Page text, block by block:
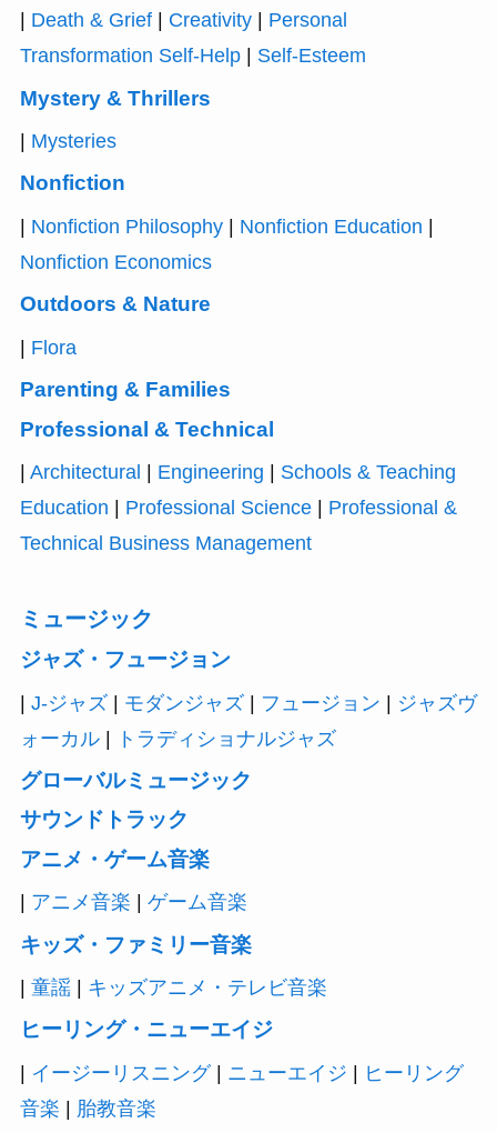
Death & Grief| Creativity| Personal
Transformation Self-Help| Self-Esteem
Mystery & Thrillers
Mysteries
Nonfiction
| Nonfiction Philosophy| Nonfiction Education |
Nonfiction Economics
Outdoors & Nature
| Flora
Parenting & Families
Professional & Technical
| Architectural | Engineering | Schools & Teaching
Education | Professional Science| Professional &
Technical Business Management
ミュージック
ジャズ・フュージョン
| J-ジャズ| モダンジャズ| フュージョン | ジャズヴ
ォーカル| トラディショナルジャズ
グローバルミュージック
サウンドトラック
アニメ・ゲーム音楽
アニメ音楽 ゲーム音楽
キッズ・ファミリー音楽
童謡| キッズアニメ・テレビ音楽
ヒーリング・ニューエイジ
| イージーリスニング| ニューエイジ | ヒーリング
音楽 | 胎教音楽